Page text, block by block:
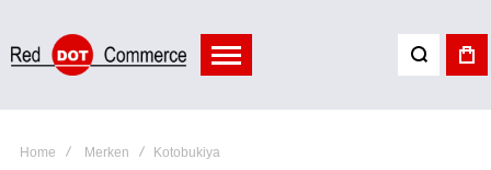
Home Merken Kotobukiya